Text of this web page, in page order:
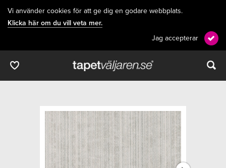
Vi använder cookies för att ge dig en godare webbplats.
Klicka här om du vill veta mer.
Jag accepterar